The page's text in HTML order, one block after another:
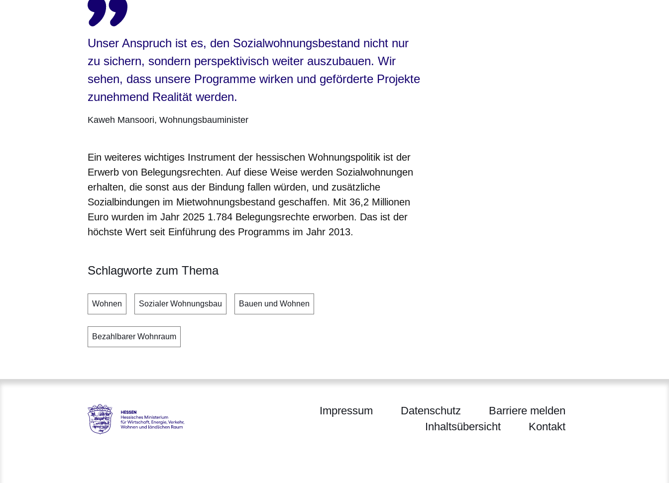
Unser Anspruch ist es, den Sozialwohnungsbestand nicht nur
zu sichern, sondern perspektivisch weiter auszubauen. Wir
sehen, dass unsere Programme wirken und geförderte Projekte
zunehmend Realität werden.
Kaweh Mansoori Wohnungsbauminister
Ein weiteres wichtiges Instrument der hessischen Wohnungspolitik ist der
Erwerb von Belegungsrechten. Auf diese Weise werden Sozialwohnungen
erhalten, die sonst aus der Bindung fallen würden, und zusätzliche
Sozialbindungen im Mietwohnungsbestand geschaffen. Mit 36,2 Millionen
Euro wurden im Jahr 2025 1.784 Belegungsrechte erworben. Das ist der
höchste Wert seit Einführung des Programms im Jahr 2013.
Schlagworte zum Thema
Wohnen Sozialer Wohnungsbau Bauen und Wohnen
Bezahlbarer Wohnraum
Impressum Datenschutz
Barriere melden
Inhaltsübersicht
Kontakt